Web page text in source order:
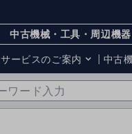
中古機械・工具・周辺機
サービスのご案内
サービスのご案内
お知らせ
中古
買